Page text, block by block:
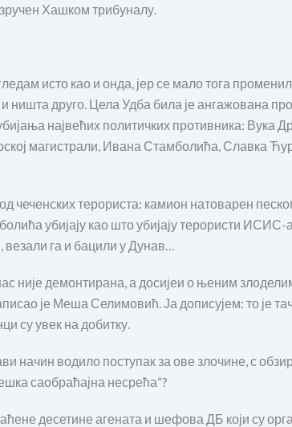
Хашком трибуналу.
исто као и онда, јер се мало тога
ништа друго. Цела Удба била је ангажована
највећих политичких противника: Вука
магистрали, Ивана Стамболића, Славка
чеченских терориста: камион натоварен
убијају као што убијају терористи ИСИС-
га и бацили у Дунав…
није демонтирана, а досијеи о њеним
је Меша Селимовић. Ја дописујем: то је
су увек на добитку.
начин водило поступак за ове злочине, с
саобраћајна несрећа“?
десетине агената и шефова ДБ који су